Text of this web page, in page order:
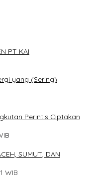
PT KAI
yang (Sering)
Perintis Ciptakan
SUMUT, DAN
WIB